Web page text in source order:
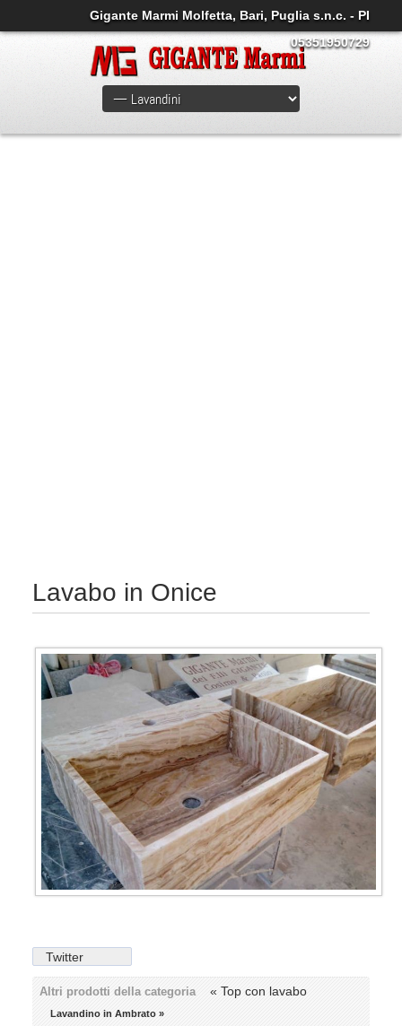
Gigante Marmi Molfetta, Bari, Puglia s.n.c. - PI
05351950729
Lavabo in Onice
Twitter
Altri prodotti della categoria « Top con lavabo
Lavandino in Ambrato »